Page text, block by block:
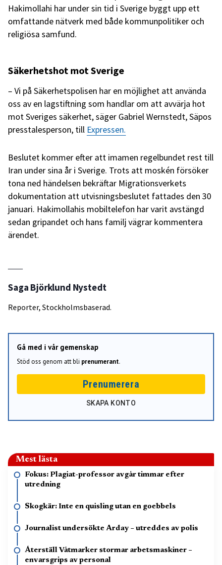
Hakimollahi har under sin tid i Sverige byggt upp ett
omfattande nätverk med både kommunpolitiker och
religiösa samfund.
Säkerhetshot mot Sverige
– Vi på Säkerhetspolisen har en möjlighet att använda
oss av en lagstiftning som handlar om att avvärja hot
mot Sveriges säkerhet, säger Gabriel Wernstedt, Säpos
presstalesperson, till Expressen.
Beslutet kommer efter att imamen regelbundet rest till
Iran under sina år i Sverige. Trots att moskén försöker
tona ned händelsen bekräftar Migrationsverkets
dokumentation att utvisningsbeslutet fattades den 30
januari. Hakimollahis mobiltelefon har varit avstängd
sedan gripandet och hans familj vägrar kommentera
ärendet.
Saga Björklund Nystedt
Reporter, Stockholmsbaserad.
Gå med i vår gemenskap
Stöd oss genom att bli prenumerant.
Prenumerera
SKAPA KONTO
Mest lästa
Fokus: Plagiat-professor avgår timmar efter
utredning
Skogkär: Inte en quisling utan en goebbels
Journalist undersökte Arday – utreddes av polis
Återställ Våtmarker stormar arbetsmaskiner –
envarsgrips av personal